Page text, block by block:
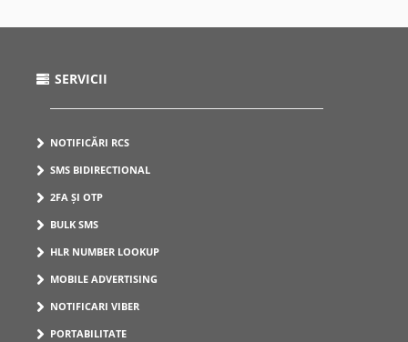
SERVICII
NOTIFICĂRI RCS
SMS BIDIRECTIONAL
2FA ȘI OTP
BULK SMS
HLR NUMBER LOOKUP
MOBILE ADVERTISING
NOTIFICARI VIBER
PORTABILITATE